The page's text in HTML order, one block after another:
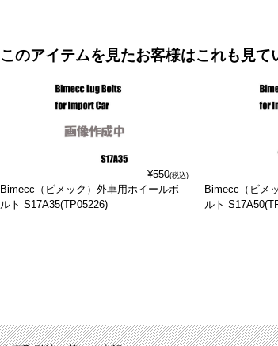
このアイテムを見たお客様はこれも見て
¥550(税込)
Bimecc（ビメック）外車用ホイールボ
ルト S17A35(TP05226)
Bimecc（ビメ
ルト